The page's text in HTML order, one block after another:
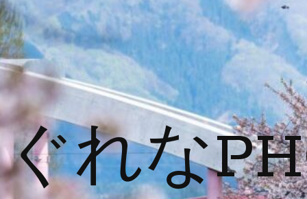
れな